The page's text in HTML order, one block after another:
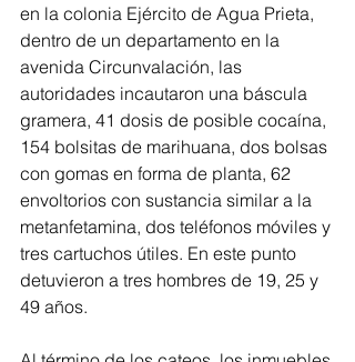
en la colonia Ejército de Agua Prieta,
dentro de un departamento en la
avenida Circunvalación, las
autoridades incautaron una báscula
gramera, 41 dosis de posible cocaína,
154 bolsitas de marihuana, dos bolsas
con gomas en forma de planta, 62
envoltorios con sustancia similar a la
metanfetamina, dos teléfonos móviles y
tres cartuchos útiles. En este punto
detuvieron a tres hombres de 19, 25 y
49 años.